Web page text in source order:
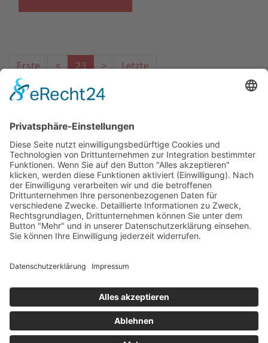
Erste < 23 > Letzte
Das Projekt zur Implementierung der Einheitlichen
Ansprechstellen für Arbeitgeber gemäß § 185a SGB IX in
Hessen wird gefördert aus Mitteln des LWV Hessen
Integrationsamtes. Das Projekt wird unter Einbindung
des Hessischen Ministeriums für Arbeit, Integration,
Jugend und Soziales von der Forschungsstelle des
Bildungswerks der Hessischen Wirtschaft e. V.
durchgeführt.